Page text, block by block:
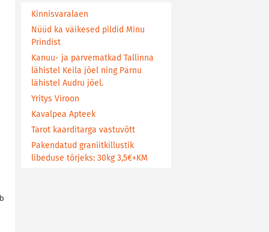
Kinnisvaralaen
Nüüd ka väikesed pildid Minu
Prindist
Kanuu- ja parvematkad Tallinna
lähistel Keila jõel ning Pärnu
lähistel Audru jõel.
Yritys Viroon
Kavalpea Apteek
Tarot kaarditarga vastuvõtt
Pakendatud graniitkillustik
libeduse tõrjeks: 30kg 3,5€+KM